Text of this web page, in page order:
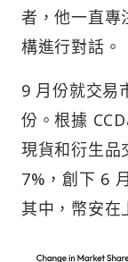
者，他一直專
構進行對話。
9 月份就交易
份。根據
現貨和衍生品
7%，創下 6
其中，幣安在